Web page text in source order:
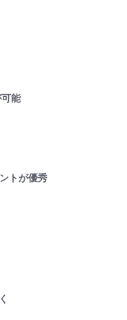
能
トが優秀